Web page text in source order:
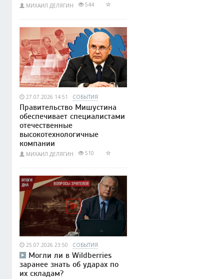
МИХАИЛ ДЕЛЯГИН 544
27.07.2026 14:51 СОБЫТИЯ
Правительство Мишустина
обеспечивает специалистами
отечественные
высокотехнологичные
компании
МИХАИЛ ДЕЛЯГИН 510
25.07.2026 23:50 СОБЫТИЯ
Могли ли в Wildberries
заранее знать об ударах по
их складам?